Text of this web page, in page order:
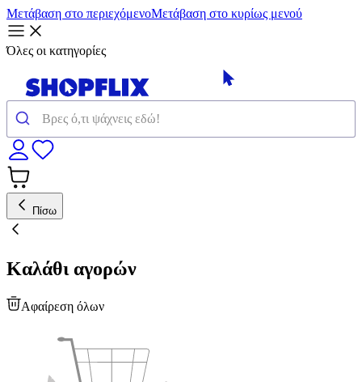
Μετάβαση στο περιεχόμενοΜετάβαση στο κυρίως μενού
Όλες οι κατηγορίες
Πίσω
Καλάθι αγορών
Αφαίρεση όλων